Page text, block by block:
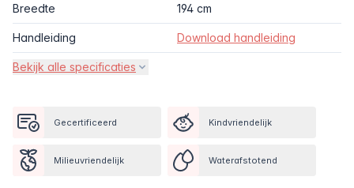
Breedte 194 cm
Handleiding Download handleiding
Bekijk alle specificaties
Gecertificeerd Kindvriendelijk
Milieuvriendelijk Waterafstotend